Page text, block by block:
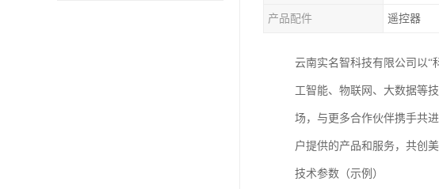
产品配件 遥控器
云南实名智科技有限公司以“
工智能、物联网、大数据等
场，与更多合作伙伴携手共
户提供的产品和服务，共创美
技术参数（示例）